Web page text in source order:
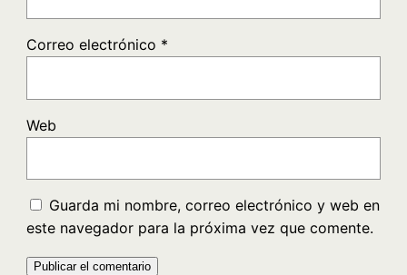
Correo electrónico *
Web
Guarda mi nombre, correo electrónico y web en
este navegador para la próxima vez que comente.